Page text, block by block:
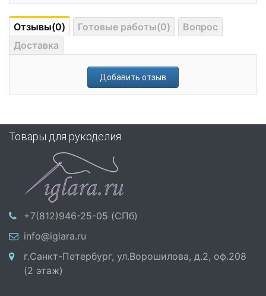
Отзывы(0) Готовые работы(0)
Вопрос
Доставка
Добавить отзыв
Товары для рукоделия
+7(812)946-25-05 (СПб)
info@iglara.ru
г.Санкт-Петербург, ул.Ворошилова, д.2, оф.208
(2 этаж)